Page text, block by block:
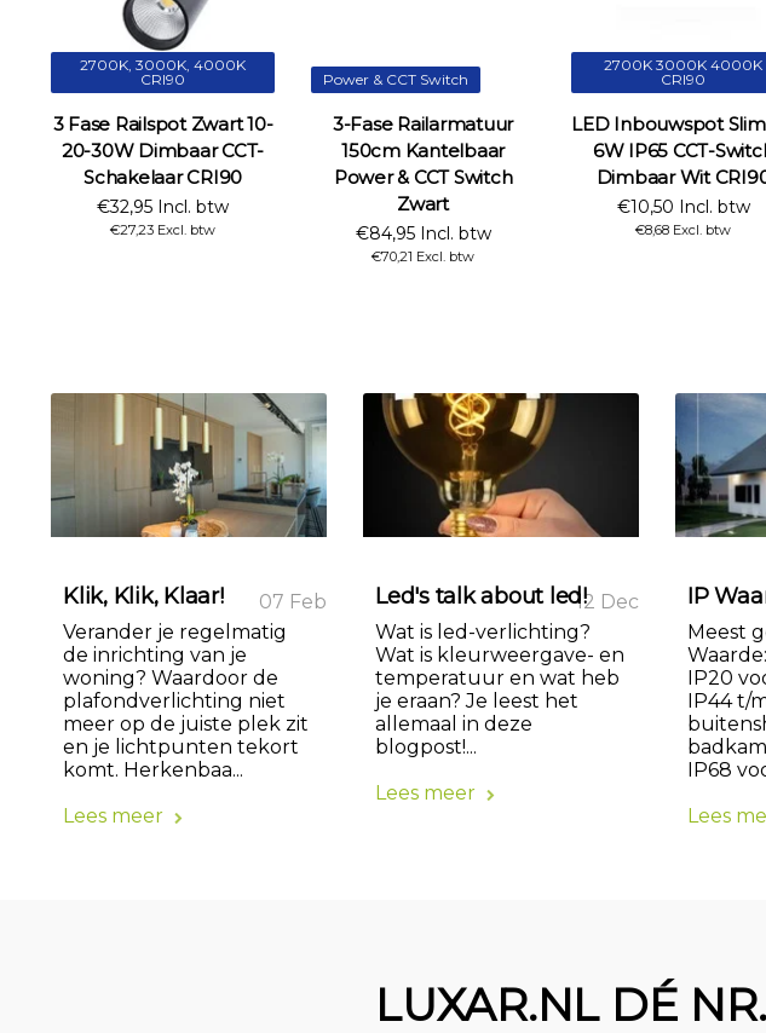
2700K, 3000K, 4000K
CRI90
3 Fase Railspot Zwart 10-
20-30W Dimbaar CCT-
Schakelaar CRI90
€32,95 Incl. btw
€27,23 Excl. btw
Power & CCT Switch
3-Fase Railarmatuur
150cm Kantelbaar
Power & CCT Switch
Zwart
€84,95 Incl. btw
€70,21 Excl. btw
2700K 3000K 4000K
CRI90
LED Inbouwspot
6W IP65 CCT-
Dimbaar Wit
€10,50 Incl. btw
€8,68 Excl. btw
Klik, Klik, Klaar!
07 Feb
Verander je regelmatig
de inrichting van je
woning? Waardoor de
plafondverlichting niet
meer op de juiste plek zit
en je lichtpunten tekort
komt. Herkenbaa...
Lees meer
Led's talk about led!12 Dec
Wat is led-verlichting?
Wat is kleurweergave- en
temperatuur en wat heb
je eraan? Je leest het
allemaal in deze
blogpost!...
Lees meer
IP
Meest
Waarde:
IP20
IP44 t/
IP68
Lees
LUXAR.NL DÉ